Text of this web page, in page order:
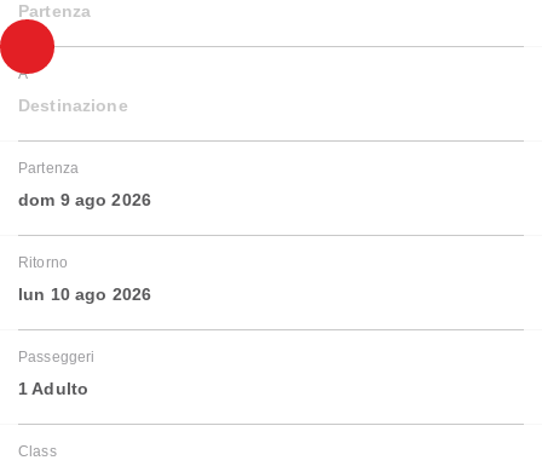
Partenza
A
Destinazione
Partenza
dom 9 ago 2026
Ritorno
lun 10 ago 2026
Passeggeri
1 Adulto
Class